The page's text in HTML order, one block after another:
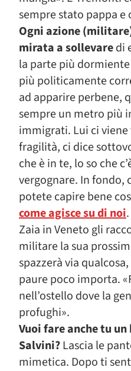
sempre stato pappa e
Ogni azione
mirata a sollevaredi
la parte più
più politicamente
ad apparire perbene,
sempre un metro più
immigrati. Lui ci
fragilità, ci dice
che è in te, lo so che
vergognare. In fondo,
potete capire bene
come agisce su di noi
Zaia in Veneto gli
militare la sua
spazzerà via
paure poco importa.
nell’ostello dove la
profughi».
Vuoi fare anche tu
Salvini?Lascia le
mimetica. Dopo ti